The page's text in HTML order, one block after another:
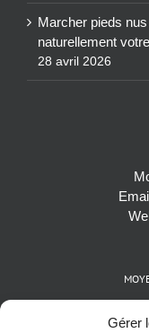
Gérer
Marcher pieds
naturellement
28 avril 2026